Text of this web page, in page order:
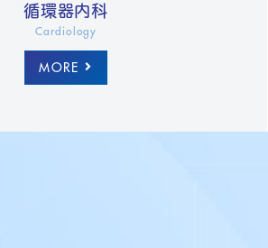
循環器内科
Cardiology
MORE